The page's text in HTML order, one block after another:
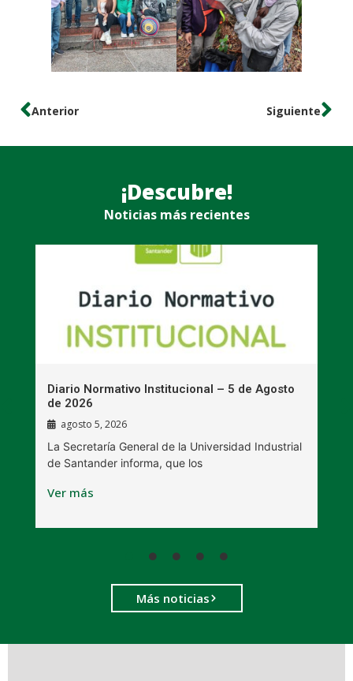
Anterior Siguiente
¡Descubre!
Noticias más recientes
Diario Normativo Institucional – 5 de Agosto
de 2026
agosto 5, 2026
La Secretaría General de la Universidad Industrial
de Santander informa, que los
Ver más
Más noticias